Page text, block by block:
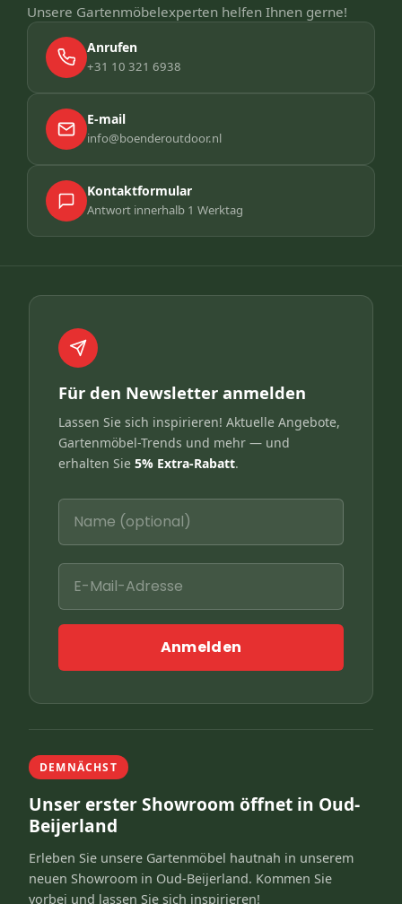
Unsere Gartenmöbelexperten helfen Ihnen gerne!
Anrufen
+31 10 321 6938
E-mail
info@boenderoutdoor.nl
Kontaktformular
Antwort innerhalb 1 Werktag
Für den Newsletter anmelden
Lassen Sie sich inspirieren! Aktuelle Angebote,
Gartenmöbel-Trends und mehr — und
erhalten Sie 5% Extra-Rabatt.
Anmelden
DEMNÄCHST
Unser erster Showroom öffnet in Oud-
Beijerland
Erleben Sie unsere Gartenmöbel hautnah in unserem
neuen Showroom in Oud-Beijerland. Kommen Sie
vorbei und lassen Sie sich inspirieren!